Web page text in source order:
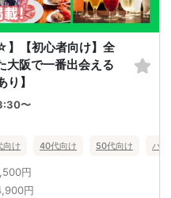
】【初心者向け】全
大阪で一番出会える
】
〜
向け 40代向け 50代向け バ
円
円